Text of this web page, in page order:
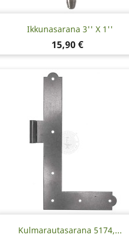
Ikkunasarana 3'' X 1''
Hinta
15,90 €
Pikakatselu
Kulmarautasarana 5174,...
Pikakatselu